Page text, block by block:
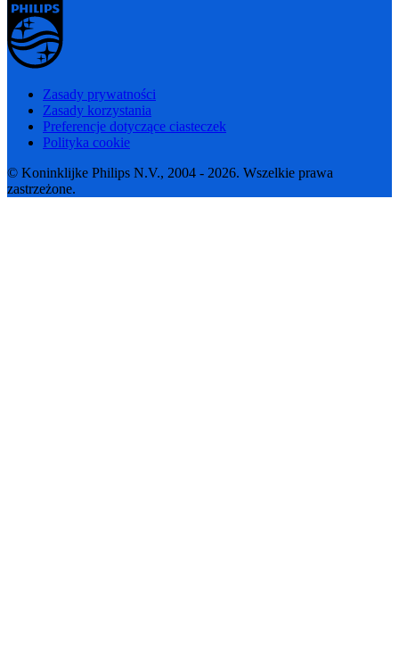
Zasady prywatności
Zasady korzystania
Preferencje dotyczące ciasteczek
Polityka cookie
© Koninklijke Philips N.V., 2004 - 2026. Wszelkie prawa
zastrzeżone.